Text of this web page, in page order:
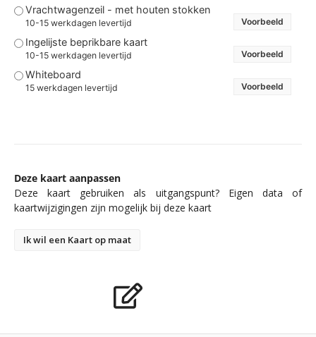
Vrachtwagenzeil - met houten stokken
10-15 werkdagen levertijd Voorbeeld
Ingelijste beprikbare kaart
10-15 werkdagen levertijd Voorbeeld
Whiteboard
15 werkdagen levertijd Voorbeeld
Deze kaart aanpassen
Deze kaart gebruiken als uitgangspunt? Eigen data of
kaartwijzigingen zijn mogelijk bij deze kaart
Ik wil een Kaart op maat